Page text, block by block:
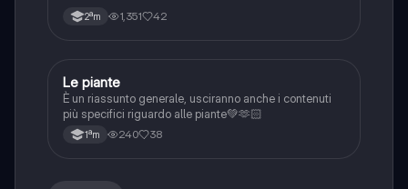
2ªm 1,351 42
Scienze
Le piante
È un riassunto generale, usciranno anche i contenuti
più specifici riguardo alle piante💚🫶🏻
1ªm 240 38